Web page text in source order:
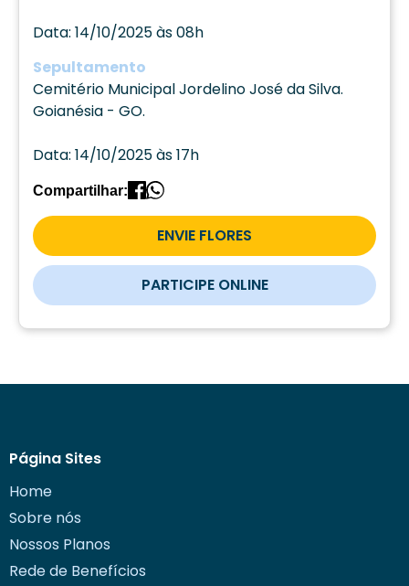
Data: 14/10/2025 às 08h
Sepultamento
Cemitério Municipal Jordelino José da Silva.
Goianésia - GO.
Data: 14/10/2025 às 17h
Compartilhar:
ENVIE FLORES
PARTICIPE ONLINE
Página Sites
Home
Sobre nós
Nossos Planos
Rede de Benefícios